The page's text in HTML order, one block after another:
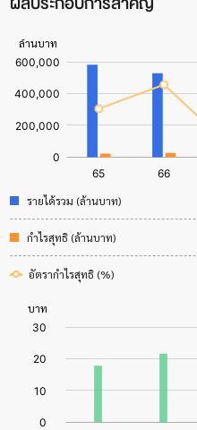
รายได้รวม (ล้านบาท)
กำไรสุทธิ (ล้านบาท)
อัตรากำไรสุทธิ (%)